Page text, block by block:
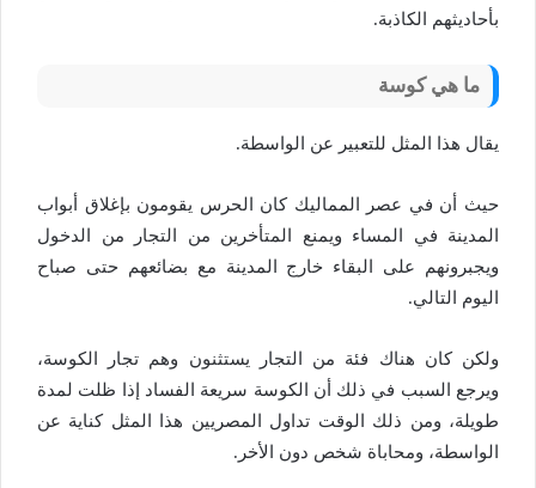
بأحاديثهم الكاذبة.
ما هي كوسة
يقال هذا المثل للتعبير عن الواسطة.
حيث أن في عصر المماليك كان الحرس يقومون بإغلاق أبواب
المدينة في المساء ويمنع المتأخرين من التجار من الدخول
ويجبرونهم على البقاء خارج المدينة مع بضائعهم حتى صباح
اليوم التالي.
ولكن كان هناك فئة من التجار يستثنون وهم تجار الكوسة،
ويرجع السبب في ذلك أن الكوسة سريعة الفساد إذا ظلت لمدة
طويلة، ومن ذلك الوقت تداول المصريين هذا المثل كناية عن
الواسطة، ومحاباة شخص دون الأخر.